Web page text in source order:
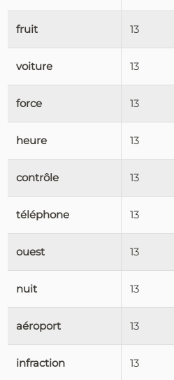
fruit 13
voiture 13
force 13
heure 13
contrôle 13
téléphone 13
ouest 13
nuit 13
aéroport 13
infraction 13